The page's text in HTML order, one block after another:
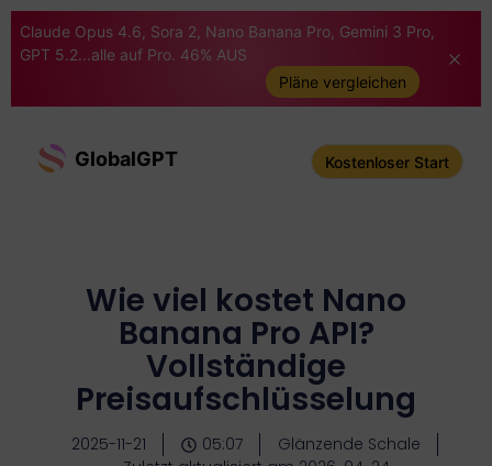
Claude Opus 4.6, Sora 2, Nano Banana Pro, Gemini 3 Pro,
GPT 5.2...alle auf Pro. 46% AUS
Pläne vergleichen
GlobalGPT Kostenloser Start
Wie viel kostet Nano
Banana Pro API?
Vollständige
Preisaufschlüsselung
2025-11-21 05:07
Glänzende Schale